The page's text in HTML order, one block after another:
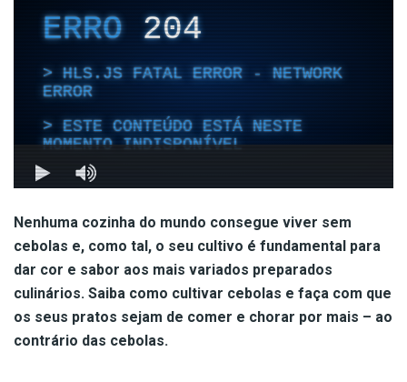
Nenhuma cozinha do mundo consegue viver sem
cebolas e, como tal, o seu cultivo é fundamental para
dar cor e sabor aos mais variados preparados
culinários. Saiba como cultivar cebolas e faça com que
os seus pratos sejam de comer e chorar por mais – ao
contrário das cebolas.